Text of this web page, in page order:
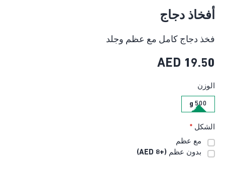
أفخاذ دجاج
فخذ دجاج كامل مع عظم وجلد
19.50
AED
الوزن
500 g
الشكل *
مع عظم
بدون عظم (+8 AED)